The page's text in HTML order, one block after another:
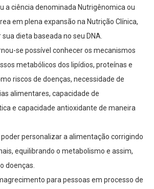
a ciência denominada Nutrigênomica ou
em plena expansão na Nutrição Clínica,
dieta baseada no seu DNA.
se possível conhecer os mecanismos
metabólicos dos lipídios, proteínas e
riscos de doenças, necessidade de
alimentares, capacidade de
e capacidade antioxidante de maneira
personalizar a alimentação corrigindo
equilibrando o metabolismo e assim,
doenças.
para pessoas em processo de